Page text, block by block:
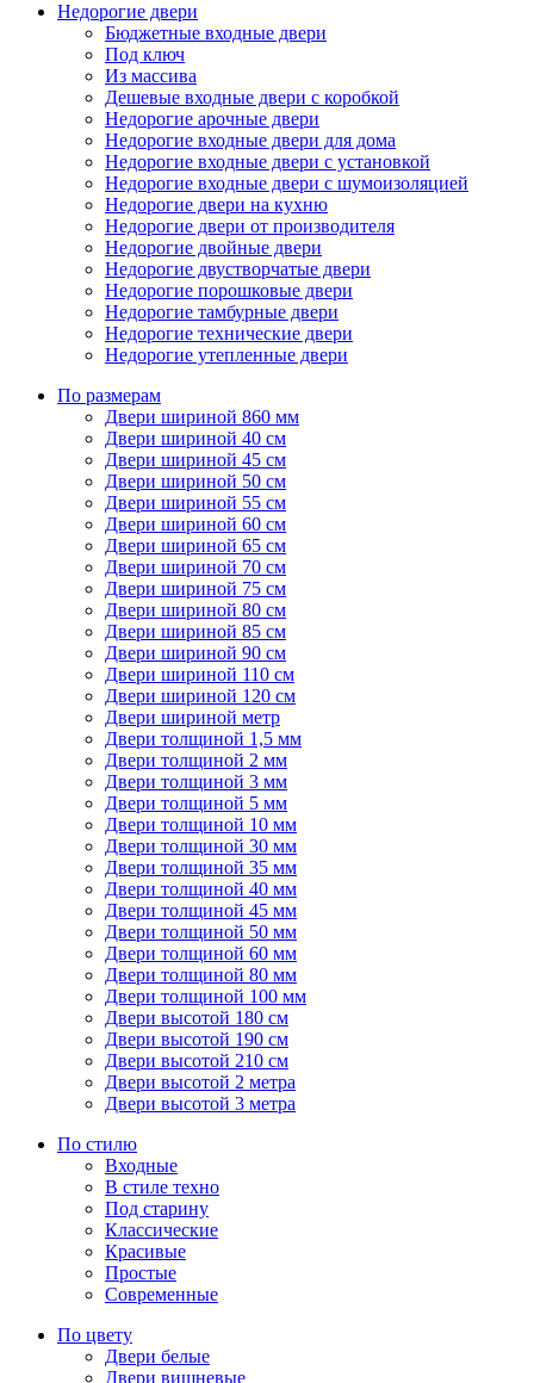
Недорогие двери
Бюджетные входные двери
Под ключ
Из массива
Дешевые входные двери с коробкой
Недорогие арочные двери
Недорогие входные двери для дома
Недорогие входные двери с установкой
Недорогие входные двери с шумоизоляцией
Недорогие двери на кухню
Недорогие двери от производителя
Недорогие двойные двери
Недорогие двустворчатые двери
Недорогие порошковые двери
Недорогие тамбурные двери
Недорогие технические двери
Недорогие утепленные двери
По размерам
Двери шириной 860 мм
Двери шириной 40 см
Двери шириной 45 см
Двери шириной 50 см
Двери шириной 55 см
Двери шириной 60 см
Двери шириной 65 см
Двери шириной 70 см
Двери шириной 75 см
Двери шириной 80 см
Двери шириной 85 см
Двери шириной 90 см
Двери шириной 110 см
Двери шириной 120 см
Двери шириной метр
Двери толщиной 1,5 мм
Двери толщиной 2 мм
Двери толщиной 3 мм
Двери толщиной 5 мм
Двери толщиной 10 мм
Двери толщиной 30 мм
Двери толщиной 35 мм
Двери толщиной 40 мм
Двери толщиной 45 мм
Двери толщиной 50 мм
Двери толщиной 60 мм
Двери толщиной 80 мм
Двери толщиной 100 мм
Двери высотой 180 см
Двери высотой 190 см
Двери высотой 210 см
Двери высотой 2 метра
Двери высотой 3 метра
По стилю
Входные
В стиле техно
Под старину
Классические
Красивые
Простые
Современные
По цвету
Двери белые
Двери вишневые